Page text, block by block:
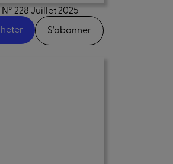
N° 228 Juillet 2025
S'abonner